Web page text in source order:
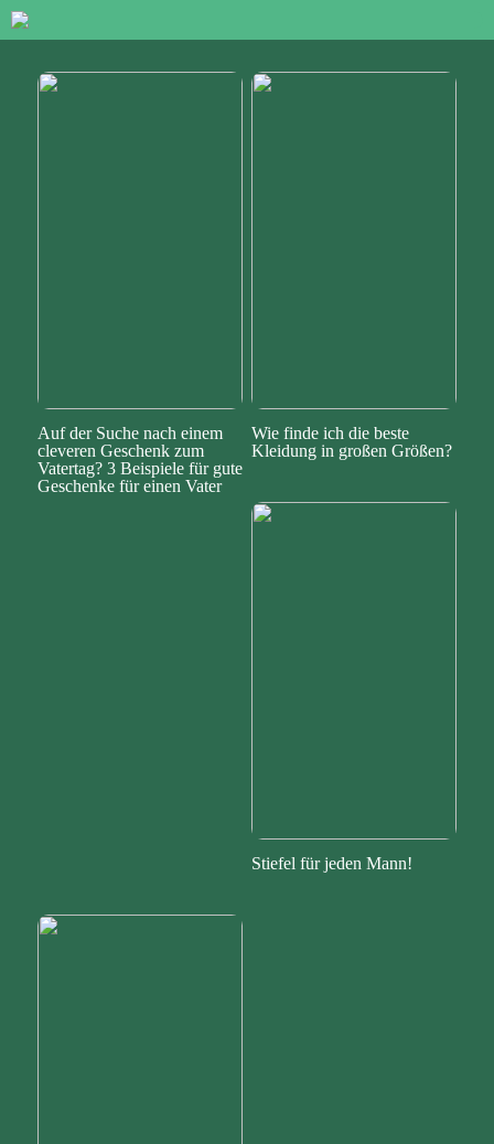
Auf der Suche nach einem
cleveren Geschenk zum
Vatertag? 3 Beispiele für gute
Geschenke für einen Vater
Wie finde ich die beste
Kleidung in großen Größen?
Stiefel für jeden Mann!